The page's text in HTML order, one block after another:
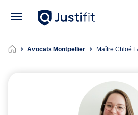
Avocats Montpellier Maître Chloé